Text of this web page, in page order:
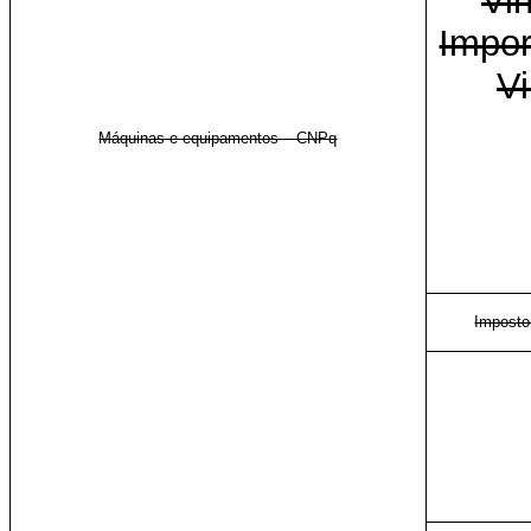
Máquinas e equipamentos – CNPq